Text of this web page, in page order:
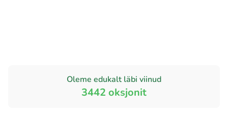
Oleme edukalt läbi viinud
3442 oksjonit